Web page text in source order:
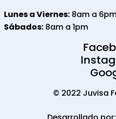
Lunes a Viernes: 8am a
Sábados: 8am a 1pm
© 2022 Juvisa